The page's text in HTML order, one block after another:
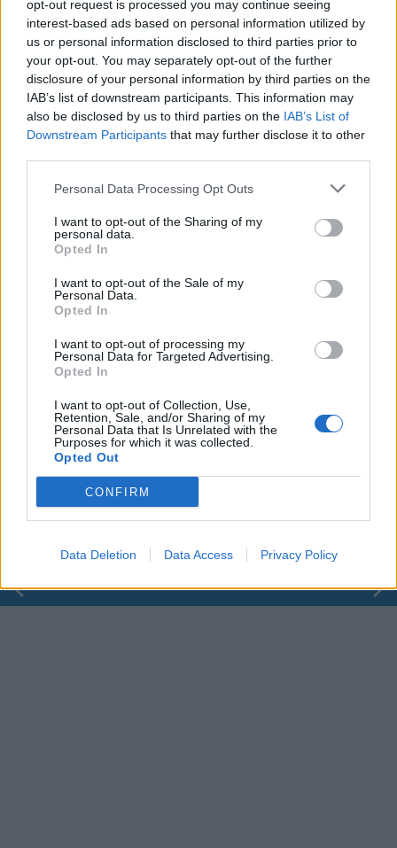
opt-out request is processed you may continue seeing
interest-based ads based on personal information utilized by
us or personal information disclosed to third parties prior to
your opt-out. You may separately opt-out of the further
disclosure of your personal information by third parties on the
IAB’s list of downstream participants. This information may
also be disclosed by us to third parties on the IAB’s List of
Downstream Participants that may further disclose it to other
Personal Data Processing Opt Outs
I want to opt-out of the Sharing of my
personal data.
Opted In
I want to opt-out of the Sale of my
Personal Data.
Opted In
I want to opt-out of processing my
Personal Data for Targeted Advertising.
Opted In
I want to opt-out of Collection, Use,
Retention, Sale, and/or Sharing of my
Personal Data that Is Unrelated with the
Purposes for which it was collected.
Opted Out
CONFIRM
Data Deletion Data Access Privacy Policy
00:00
Leonardo Maria Del Vecchio dall'ex compagna
in ospedale. Le dichiarazioni ai giornalisti